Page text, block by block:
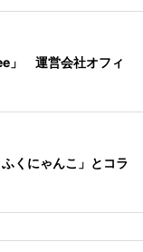
」 運営会社オフィ
くにゃんこ」とコラ